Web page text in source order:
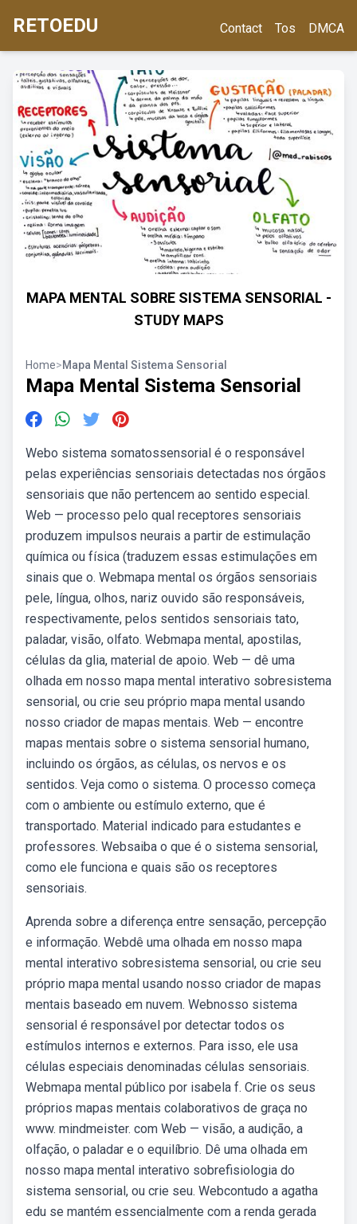
RETOEDU Contact Tos DMCA
MAPA MENTAL SOBRE SISTEMA SENSORIAL -
STUDY MAPS
Home>Mapa Mental Sistema Sensorial
Mapa Mental Sistema Sensorial
Webo sistema somatossensorial é o responsável
pelas experiências sensoriais detectadas nos órgãos
sensoriais que não pertencem ao sentido especial.
Web — processo pelo qual receptores sensoriais
produzem impulsos neurais a partir de estimulação
química ou física (traduzem essas estimulações em
sinais que o. Webmapa mental os órgãos sensoriais
pele, língua, olhos, nariz ouvido são responsáveis,
respectivamente, pelos sentidos sensoriais tato,
paladar, visão, olfato. Webmapa mental, apostilas,
células da glia, material de apoio. Web — dê uma
olhada em nosso mapa mental interativo sobresistema
sensorial, ou crie seu próprio mapa mental usando
nosso criador de mapas mentais. Web — encontre
mapas mentais sobre o sistema sensorial humano,
incluindo os órgãos, as células, os nervos e os
sentidos. Veja como o sistema. O processo começa
com o ambiente ou estímulo externo, que é
transportado. Material indicado para estudantes e
professores. Websaiba o que é o sistema sensorial,
como ele funciona e quais são os receptores
sensoriais.
Aprenda sobre a diferença entre sensação, percepção
e informação. Webdê uma olhada em nosso mapa
mental interativo sobresistema sensorial, ou crie seu
próprio mapa mental usando nosso criador de mapas
mentais baseado em nuvem. Webnosso sistema
sensorial é responsável por detectar todos os
estímulos internos e externos. Para isso, ele usa
células especiais denominadas células sensoriais.
Webmapa mental público por isabela f. Crie os seus
próprios mapas mentais colaborativos de graça no
www. mindmeister. com Web — visão, a audição, a
olfação, o paladar e o equilíbrio. Dê uma olhada em
nosso mapa mental interativo sobrefisiologia do
sistema sensorial, ou crie seu. Webcontudo a agatha
edu se mantém essencialmente com a renda gerada